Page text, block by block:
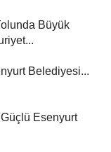
Büyük
Belediyesi...
Esenyurt